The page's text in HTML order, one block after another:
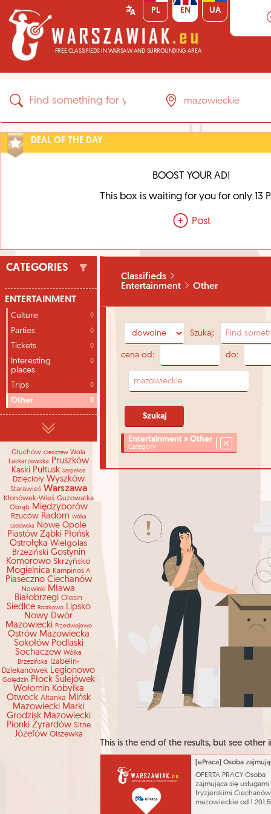
FREE CLASSIFIEDS IN WARSAW AND SURROUNDING AREA
PL EN UA
DEAL OF THE DAY
BOOST YOUR AD!
This box is waiting for you for only 13
Post
CATEGORIES
ENTERTAINMENT
Culture 0
Parties 0
Tickets 0
Interesting
places
0
Trips 0
Other 0
Głuchów Cieciszew Wola
Łaskarzewska Pruszków
Kaski Pułtusk Serpelice
Dzięcioły Wyszków
Starawieś Warszawa
Kłonówek-Wieś Guzowatka
Obrąb Międzyborów
Rzuców Radom Wólka
Lesiowska
Nowe Opole
Piastów Ząbki Płońsk
Ostrołęka Wielgolas
Brzeziński Gostynin
Komorowo Skrzyńsko
Mogielnica Kampinos A
Piaseczno Ciechanów
Nowinki Mława
Białobrzegi Olesin
Siedlce Rostkowo Lipsko
Nowy Dwór
Mazowiecki Przedwojewo
Ostrów Mazowiecka
Sokołów Podlaski
Sochaczew Wólka
Brzezińska
Izabelin-
Dziekanówek Legionowo
Golędzin Płock Sulejówek
Wołomin Kobyłka
Otwock Altanka Mińsk
Mazowiecki Marki
Grodzisk Mazowiecki
Pionki Żyrardów Sitne
Józefów Olszewka
Classifieds
Entertainment
Other
Szukaj:
cena od: do:
Entertainment » Other
Category
This is the end of the results, but see other
OFERTA PRACY Osoba
zajmująca się usługami
fryzjerskimi
mazowieckie od 1